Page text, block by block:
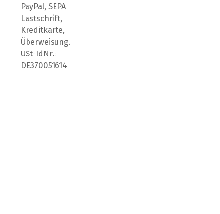
PayPal, SEPA
Lastschrift,
Kreditkarte,
Überweisung.
USt-IdNr.:
DE370051614